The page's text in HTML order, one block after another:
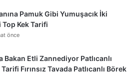
Pamuk Gibi Yumuşacık İki
Top Kek Tarifi
önce
Bakan Etli Zannediyor Patlıcanlı
Fırınsız Tavada Patlıcanlı Börek